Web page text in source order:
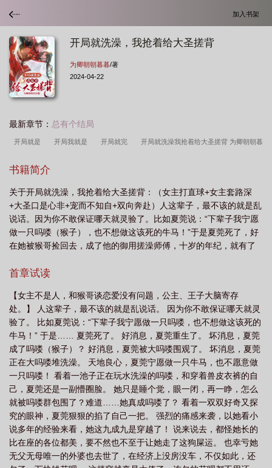
加入书架
开局就洗澡，我抢着给大圣搓背
为卿朝朝暮暮/著
2024-04-22
最新章节： 总有个结局
开局就是 开局我就是 开局就完 开局就洗澡我抢着给大圣搓背 为卿朝朝暮
祖 开局就要
书籍简介
关于开局就洗澡，我抢着给大圣搓背：（女主打直球+女主套路深
+大圣口是心非+宠而不知自+双向奔赴）人这辈子，最不该的就是乱
说话。因为你不敢保证哪天就灵验了。比如夏莞说：“下辈子我宁愿
做一只吗喽（猴子），也不想做这该死的牛马！”于是夏莞死了，好
在她被猴哥捡回去，成了他的御用搓澡师傅，十岁的年纪，就有了
让她做猴哥的跟班，就算让她大鱼大肉，富贵永世，上天入地，与
首章试读
【女主不是人，和猴哥谈恋爱没有问题，公主、王子大脑寄存
处。】 人这辈子，最不该的就是乱说话。 因为你不敢保证哪天就灵
验了。 比如夏莞说：“下辈子我宁愿做一只吗喽，也不想做这该死的
牛马！” 于是…… 夏莞死了。 好消息，夏莞重生了。 坏消息，夏莞
成了吗喽（猴子）？ 好消息，夏莞被大吗喽围观了。 坏消息，夏莞
正在大吗喽堆洗澡。 天地良心，夏莞宁愿做一只牛马，也不愿意做
一只吗喽！ 看着一池子正在玩水洗澡的吗喽，和穿着兽皮衣裤的自
己，夏莞还是一副懵圈脸。 她只是睡个觉，眼一闭，再一睁，怎么
就被吗喽群包围了？难道……她真成吗喽了？ 看着一双双好奇又探
究的眼神，夏莞狠狠的掐了自己一把。 强烈的痛感来袭，以她看小
说多年的经验来看，她这九成九是穿越了！ 说来说去，都怪她长的
比在座的各位都美，要不然也不至于让她走了这狗屎运。 也幸亏她
无父无母唯一的外婆也去世了，在经济上没房没车，不仅如此，还